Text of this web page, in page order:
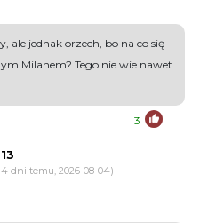
ale jednak orzech, bo na co się
Milanem? Tego nie wie nawet
3
dni temu, 2026-08-04)